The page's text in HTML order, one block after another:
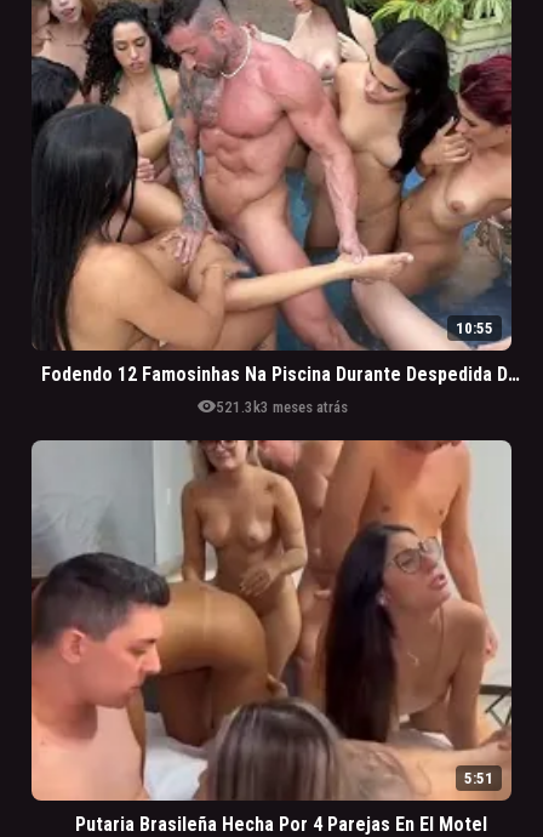
10:55
Fodendo 12 Famosinhas Na Piscina Durante Despedida De Solteiro
visibility521.3k3 meses atrás
5:51
Putaria Brasileña Hecha Por 4 Parejas En El Motel